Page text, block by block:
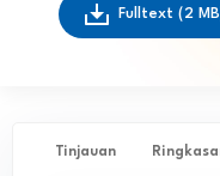
Fulltext (2
Tinjauan